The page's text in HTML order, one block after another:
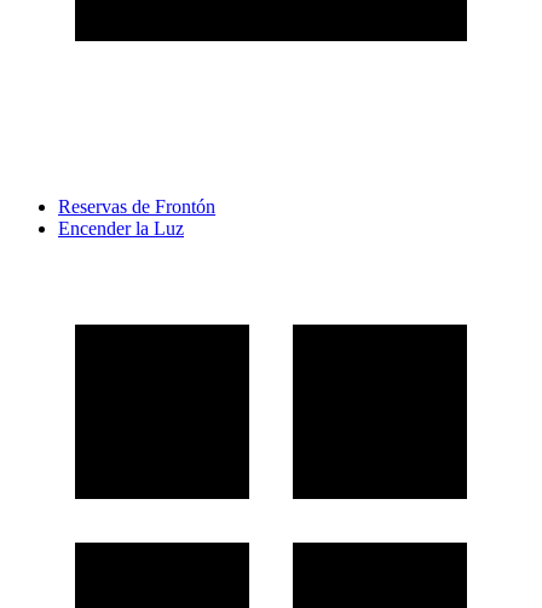
Reservas de Frontón
Encender la Luz